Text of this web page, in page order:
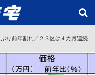
り前年割れ／２３区は４カ月連続